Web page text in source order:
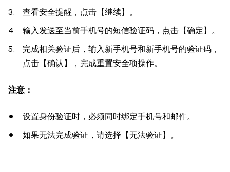
查看安全提醒，点击【继续】。
输入发送至当前手机号的短信验证码，点击【确定】。
完成相关验证后，输入新手机号和新手机号的验证码，
点击【确认】，完成重置安全项操作。
注意：
设置身份验证时，必须同时绑定手机号和邮件。
如果无法完成验证，请选择【无法验证】。